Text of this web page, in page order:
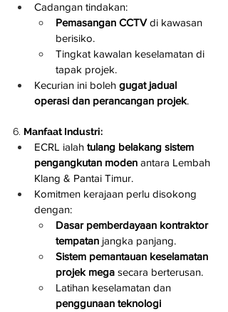
Cadangan tindakan:
Pemasangan CCTV di kawasan
berisiko.
Tingkat kawalan keselamatan di
tapak projek.
Kecurian ini boleh gugat jadual
operasi dan perancangan projek.
6. Manfaat Industri:
ECRL ialah tulang belakang sistem
pengangkutan moden antara Lembah
Klang & Pantai Timur.
Komitmen kerajaan perlu disokong
dengan:
Dasar pemberdayaan kontraktor
tempatan jangka panjang.
Sistem pemantauan keselamatan
projek mega secara berterusan.
Latihan keselamatan dan
penggunaan teknologi